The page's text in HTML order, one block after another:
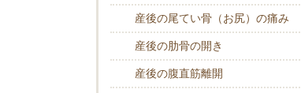
産後の尾てい骨（お尻）の痛み
産後の肋骨の開き
産後の腹直筋離開